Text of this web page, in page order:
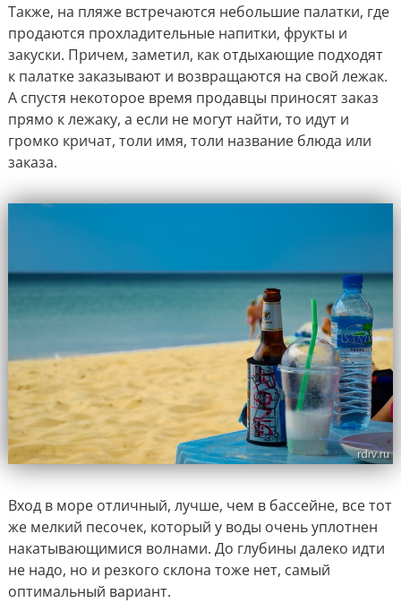
Также, на пляже встречаются небольшие палатки, где
продаются прохладительные напитки, фрукты и
закуски. Причем, заметил, как отдыхающие подходят
к палатке заказывают и возвращаются на свой лежак.
А спустя некоторое время продавцы приносят заказ
прямо к лежаку, а если не могут найти, то идут и
громко кричат, толи имя, толи название блюда или
заказа.
Вход в море отличный, лучше, чем в бассейне, все тот
же мелкий песочек, который у воды очень уплотнен
накатывающимися волнами. До глубины далеко идти
не надо, но и резкого склона тоже нет, самый
оптимальный вариант.